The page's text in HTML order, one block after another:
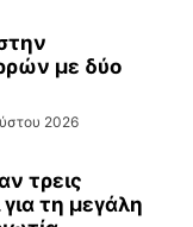
με δύο
2026
τρεις
τη μεγάλη